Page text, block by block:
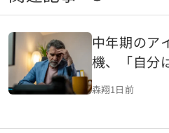
中年期のア
機、「自分
由
森翔1日前